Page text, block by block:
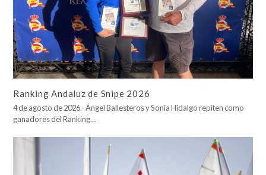
Ranking Andaluz de Snipe 2026
4 de agosto de 2026.- Ángel Ballesteros y Sonia Hidalgo repiten como
ganadores del Ranking…